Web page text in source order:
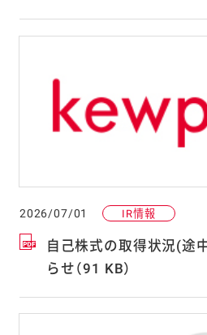
2026/07/01 IR情報
自己株式の取得状況(途
らせ（91 KB）